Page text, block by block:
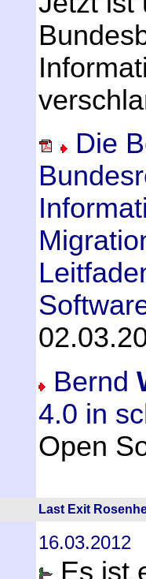
Die
Bernd
4.0 in
Open
Last Exit
16.03.2012
Es ist